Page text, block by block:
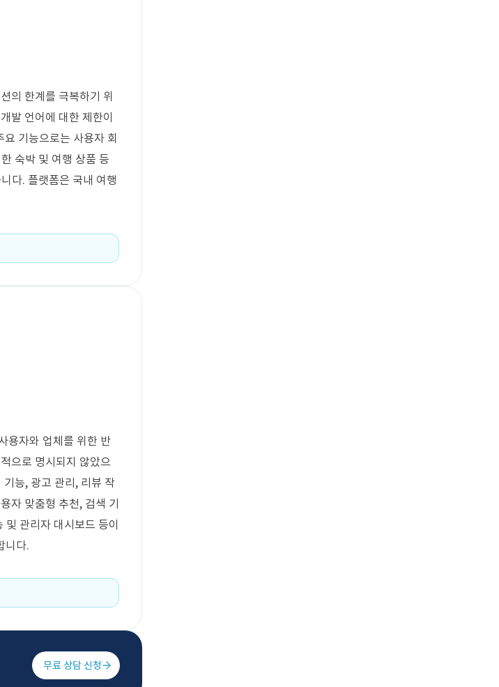
의 한계를 극복하기 위
발 언어에 대한 제한이
기능으로는 사용자 회
숙박 및 여행 상품 등
다. 플랫폼은 국내 여행
용자와 업체를 위한 반
으로 명시되지 않았으
능, 광고 관리, 리뷰 작
자 맞춤형 추천, 검색 기
관리자 대시보드 등이
니다.
무료 상담 신청